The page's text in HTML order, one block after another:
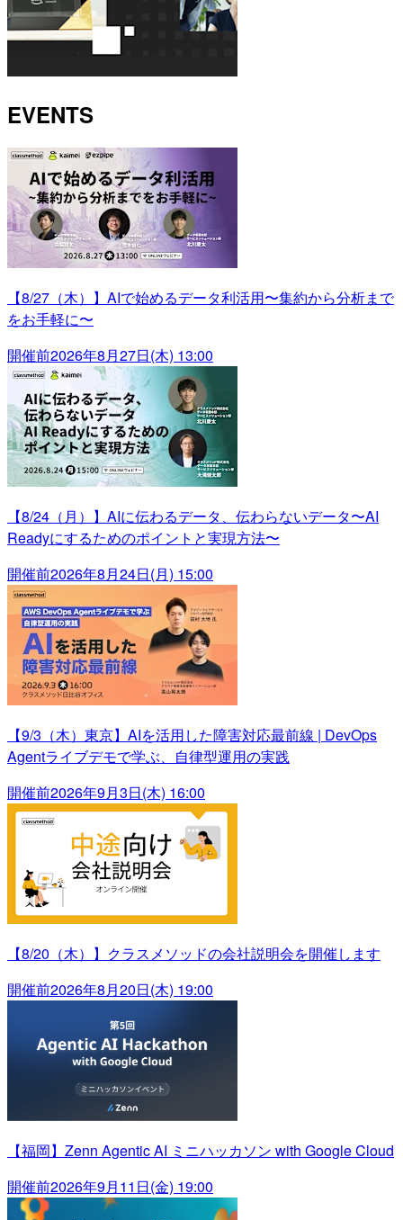
EVENTS
【8/27（木）】AIで始めるデータ利活用〜集約から分析まで
をお手軽に〜
開催前2026年8月27日(木) 13:00
【8/24（月）】AIに伝わるデータ、伝わらないデータ〜AI
Readyにするためのポイントと実現方法〜
開催前2026年8月24日(月) 15:00
【9/3（木）東京】AIを活用した障害対応最前線 | DevOps
Agentライブデモで学ぶ、自律型運用の実践
開催前2026年9月3日(木) 16:00
【8/20（木）】クラスメソッドの会社説明会を開催します
開催前2026年8月20日(木) 19:00
【福岡】Zenn Agentic AI ミニハッカソン with Google Cloud
開催前2026年9月11日(金) 19:00